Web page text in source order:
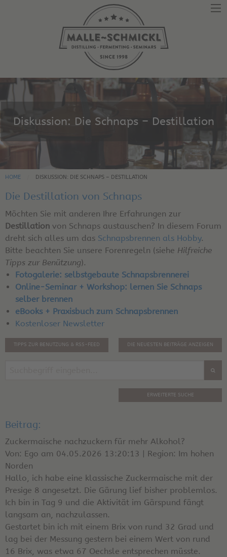
Diskussion: Die Schnaps – Destillation
HOME DISKUSSION: DIE SCHNAPS – DESTILLATION
Die Destillation von Schnaps
Möchten Sie mit anderen Ihre Erfahrungen zur
Destillation von Schnaps austauschen? In diesem Forum
dreht sich alles um das Schnapsbrennen als Hobby.
Bitte beachten Sie unsere Forenregeln (siehe Hilfreiche
Tipps zur Benützung).
Fotogalerie: selbstgebaute Schnapsbrennerei
Online-Seminar + Workshop: lernen Sie Schnaps
selber brennen
eBooks + Praxisbuch zum Schnapsbrennen
Kostenloser Newsletter
TIPPS ZUR BENUTZUNG & RSS-FEED DIE NEUESTEN BEITRÄGE ANZEIGEN
ERWEITERTE SUCHE
Beitrag:
Zuckermaische nachzuckern für mehr Alkohol?
Von: Ego am 04.05.2026 13:20:13 | Region: Im hohen
Norden
Hallo, ich habe eine klassische Zuckermaische mit der
Presige 8 angesetzt. Die Gärung lief bisher problemlos.
Ich bin in Tag 9 und die Aktivität im Gärspund fängt
langsam an, nachzulassen.
Gestartet bin ich mit einem Brix von rund 32 Grad und
lag bei der Messung gestern bei einem Wert von rund
16 Brix, was etwa 67 Oechsle entsprechen müsste.